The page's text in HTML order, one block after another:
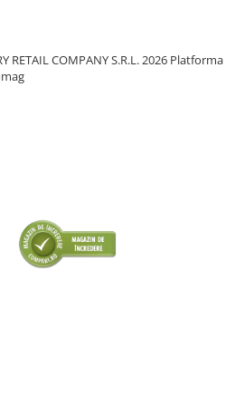
RETAIL COMPANY S.R.L. 2026 Platforma